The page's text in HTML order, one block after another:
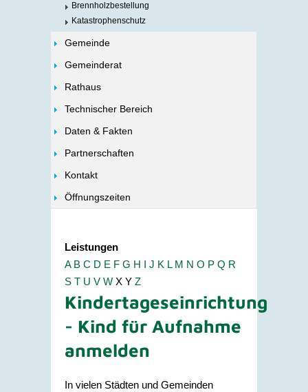
Brennholzbestellung
Katastrophenschutz
Gemeinde
Gemeinderat
Rathaus
Technischer Bereich
Daten & Fakten
Partnerschaften
Kontakt
Öffnungszeiten
Leistungen
A B C D E F G H I J K L M N O P Q R
S T U V W X Y Z
Kindertageseinrichtung
- Kind für Aufnahme
anmelden
In vielen Städten und Gemeinden